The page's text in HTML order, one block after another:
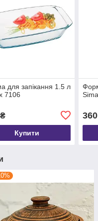
для запікання 1.5 л
7106
Купити
360